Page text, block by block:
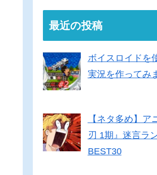
最近の投稿
ボイスロイドを
実況を作ってみ
【ネタ多め】ア
刃 1期』迷言ラ
BEST30